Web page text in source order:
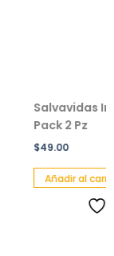
Salvavidas
Pack 2 Pz
$49.00
Añadir al